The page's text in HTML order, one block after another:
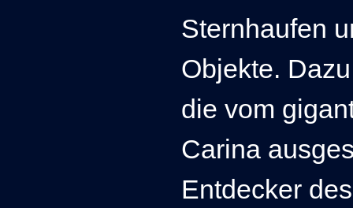
Sternhaufen
Objekte.
die vom
Carina
Entdecker